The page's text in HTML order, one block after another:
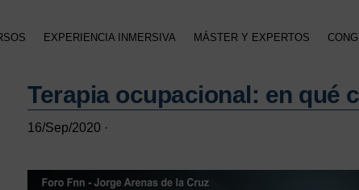
EXPERIENCIA INMERSIVA MÁSTER Y EXPERTOS
Terapia ocupacional: en qué
16/Sep/2020 ·